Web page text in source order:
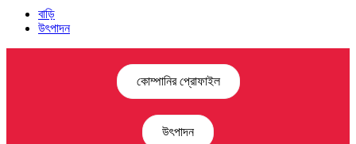
বাড়ি
উৎপাদন
কোম্পানির প্রোফাইল
উৎপাদন